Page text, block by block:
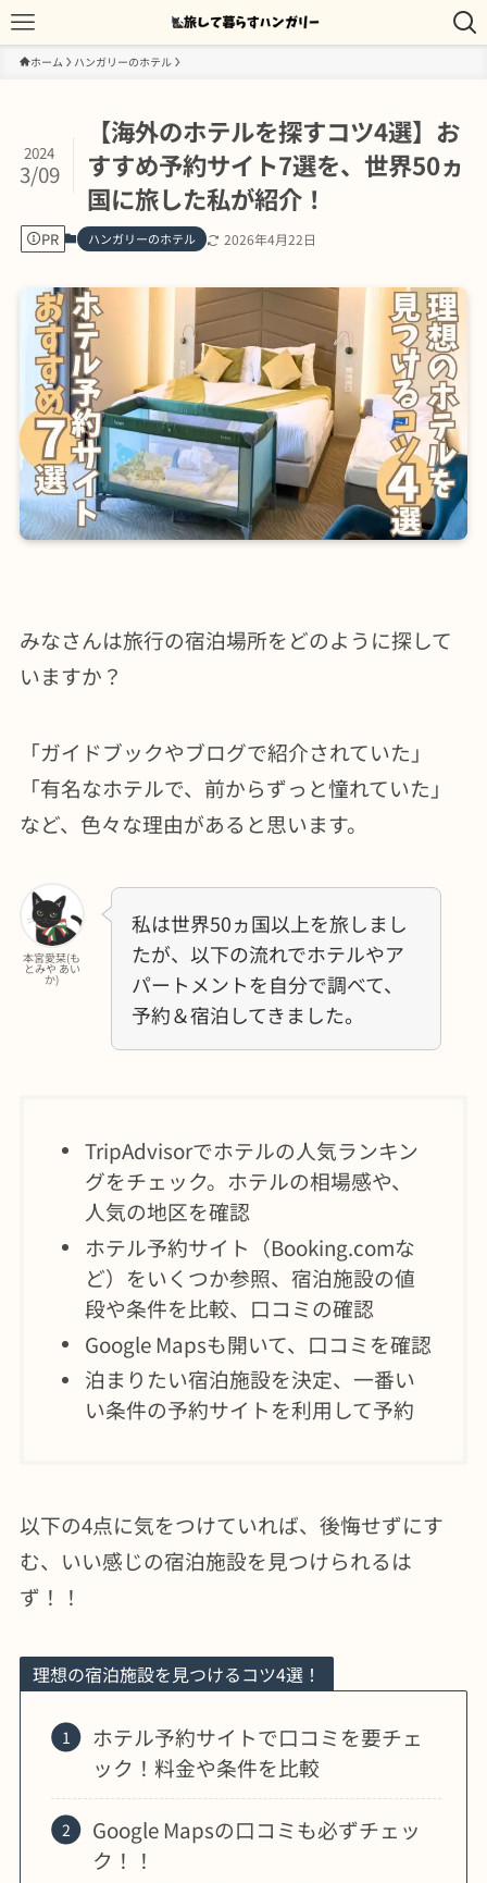
ホーム ハンガリーのホテル
【海外のホテルを探すコツ4選】お
すすめ予約サイト7選を、世界50ヵ
国に旅した私が紹介！
2024
3/09
PR ハンガリーのホテル 2026年4月22日
みなさんは旅行の宿泊場所をどのように探して
いますか？
「ガイドブックやブログで紹介されていた」
「有名なホテルで、前からずっと憧れていた」
など、色々な理由があると思います。
本宮愛栞(も
とみや あい
か)
私は世界50ヵ国以上を旅しまし
たが、以下の流れでホテルやア
パートメントを自分で調べて、
予約＆宿泊してきました。
TripAdvisorでホテルの人気ランキン
グをチェック。ホテルの相場感や、
人気の地区を確認
ホテル予約サイト（Booking.comな
ど）をいくつか参照、宿泊施設の値
段や条件を比較、口コミの確認
Google Mapsも開いて、口コミを確認
泊まりたい宿泊施設を決定、一番い
い条件の予約サイトを利用して予約
以下の4点に気をつけていれば、後悔せずにす
む、いい感じの宿泊施設を見つけられるは
ず！！
理想の宿泊施設を見つけるコツ4選！
ホテル予約サイトで口コミを要チェ
ック！料金や条件を比較
Google Mapsの口コミも必ずチェッ
ク！！